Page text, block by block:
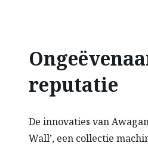
reputatie
De innovaties van
Wall’, een collectie